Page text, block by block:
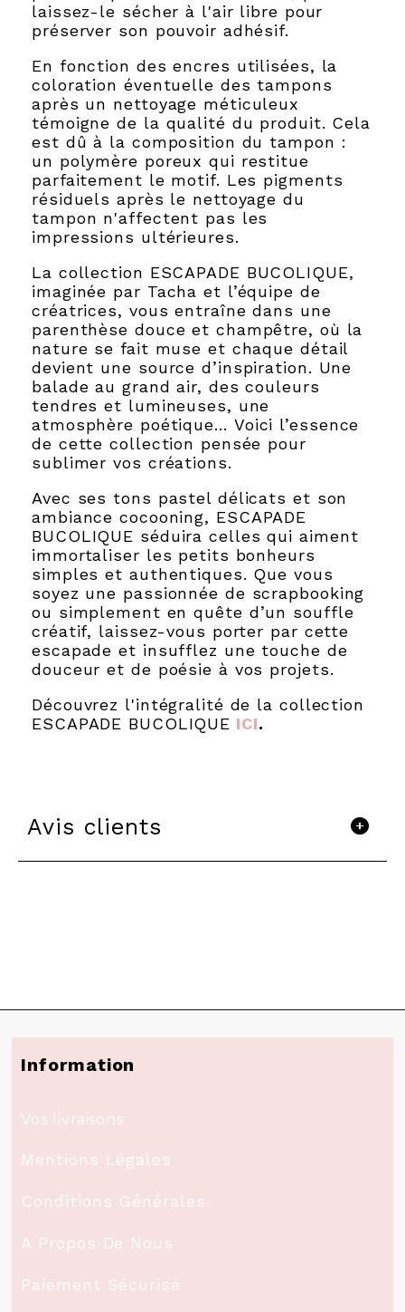
laissez-le sécher à l'air libre pour
préserver son pouvoir adhésif.
En fonction des encres utilisées, la
coloration éventuelle des tampons
après un nettoyage méticuleux
témoigne de la qualité du produit. Cela
est dû à la composition du tampon :
un polymère poreux qui restitue
parfaitement le motif. Les pigments
résiduels après le nettoyage du
tampon n'affectent pas les
impressions ultérieures.
La collection ESCAPADE BUCOLIQUE,
imaginée par Tacha et l’équipe de
créatrices, vous entraîne dans une
parenthèse douce et champêtre, où la
nature se fait muse et chaque détail
devient une source d’inspiration. Une
balade au grand air, des couleurs
tendres et lumineuses, une
atmosphère poétique… Voici l’essence
de cette collection pensée pour
sublimer vos créations.
Avec ses tons pastel délicats et son
ambiance cocooning, ESCAPADE
BUCOLIQUE séduira celles qui aiment
immortaliser les petits bonheurs
simples et authentiques. Que vous
soyez une passionnée de scrapbooking
ou simplement en quête d’un souffle
créatif, laissez-vous porter par cette
escapade et insufflez une touche de
douceur et de poésie à vos projets.
Découvrez l'intégralité de la collection
ESCAPADE BUCOLIQUE ICI.
Avis clients
Information
Vos livraisons
Mentions Légales
Conditions Générales
A Propos De Nous
Paiement Sécurisé